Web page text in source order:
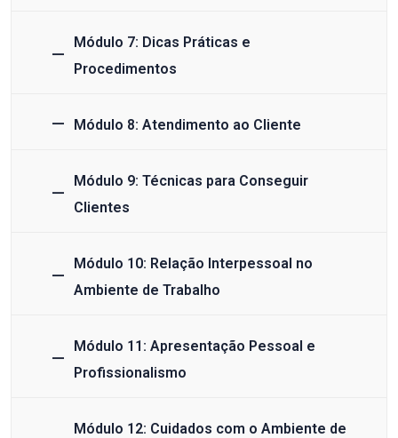
Módulo 7: Dicas Práticas e
Procedimentos
Módulo 8: Atendimento ao Cliente
Módulo 9: Técnicas para Conseguir
Clientes
Módulo 10: Relação Interpessoal no
Ambiente de Trabalho
Módulo 11: Apresentação Pessoal e
Profissionalismo
Módulo 12: Cuidados com o Ambiente de